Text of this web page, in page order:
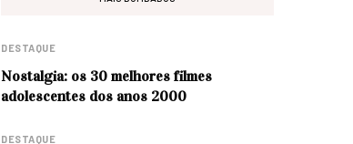
DESTAQUE
Nostalgia: os 30 melhores filmes
adolescentes dos anos 2000
DESTAQUE